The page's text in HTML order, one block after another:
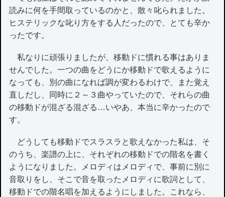
読みに何を手間取っているのかと、散々叱られました。
ヒステリックな叱り方をする人だったので、とても辛か
ったです。
私なりに頑張りましたが、移動ドに慣れる事はありま
せんでした。一つの曲をどうにか移動ドで歌えるように
なっても、別の曲になれば調が変わるわけで、また覚え
直しだし、同時に２～３曲やっていたので、それらの曲
の移動ドが混ざる混ざる…いやあ、本当に辛かったので
す。
どうしても移動ドでスラスラと歌えなかった私は、そ
のうち、楽譜の上に、それぞれの移動ドでの階名を書く
ようになりました。メロディはメロディで、事前に別に
音取りをし、そこで音を取ったメロディに歌詞として、
移動ドでの階名唱を加えるようにしました。これなら、